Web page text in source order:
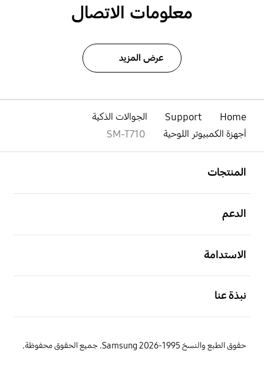
معلومات الاتصال
عرض المزيد
Home
Support
الجوالات الذكية
أجهزة الكمبيوتر اللوحية
SM-T710
المنتجات
الدعم
الاستدامة
نبذة عنا
حقوق الطبع والنسخ 1995-2026 Samsung. جميع الحقوق محفوظة.